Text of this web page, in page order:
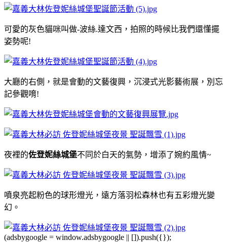
可愛的灰色貓咪叫做-波絲.達文西，拍照的時候比我們還懂擺
姿勢呢!
大廳的右側，就是會動的文藝復興，沉浸式光影藝術展，別忘
記參觀唷!
夜裡的佐登妮絲城堡不同於白天的氣勢，增添了婉約風情~
噴泉亮起粉色的球形燈光，遠方落羽松森林也有五彩燈光變
幻。
(adsbygoogle = window.adsbygoogle || []).push({});